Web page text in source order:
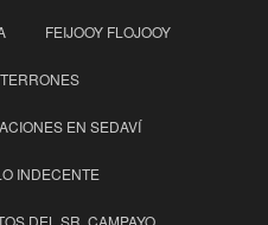
FEIJOOY FLOJOOY
EN SEDAVÍ
INDECENTE